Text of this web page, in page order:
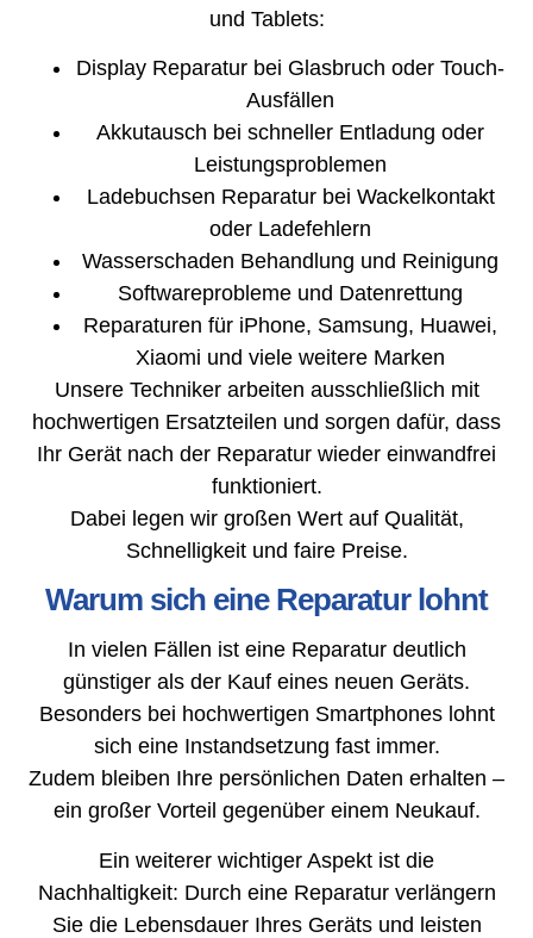
und Tablets:
Display Reparatur bei Glasbruch oder Touch-
Ausfällen
Akkutausch bei schneller Entladung oder
Leistungsproblemen
Ladebuchsen Reparatur bei Wackelkontakt
oder Ladefehlern
Wasserschaden Behandlung und Reinigung
Softwareprobleme und Datenrettung
Reparaturen für iPhone, Samsung, Huawei,
Xiaomi und viele weitere Marken
Unsere Techniker arbeiten ausschließlich mit
hochwertigen Ersatzteilen und sorgen dafür, dass
Ihr Gerät nach der Reparatur wieder einwandfrei
funktioniert.
Dabei legen wir großen Wert auf Qualität,
Schnelligkeit und faire Preise.
Warum sich eine Reparatur lohnt
In vielen Fällen ist eine Reparatur deutlich
günstiger als der Kauf eines neuen Geräts.
Besonders bei hochwertigen Smartphones lohnt
sich eine Instandsetzung fast immer.
Zudem bleiben Ihre persönlichen Daten erhalten –
ein großer Vorteil gegenüber einem Neukauf.
Ein weiterer wichtiger Aspekt ist die
Nachhaltigkeit: Durch eine Reparatur verlängern
Sie die Lebensdauer Ihres Geräts und leisten